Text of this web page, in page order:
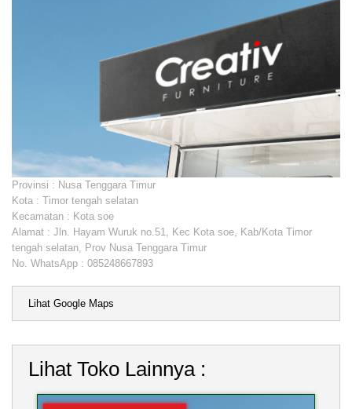
Provinsi : Nusa Tenggara Timur
Kota : Timor tengah selatan
Kecamatan : Kota soe
Alamat : Jln. Hayam Wuruk no.51, Kec Kota soe, Kab/Kota Timor
tengah selatan, Prov Nusa Tenggara Timur
No. WhatsApp : 085248667893
Lihat Google Maps
Lihat Toko Lainnya :